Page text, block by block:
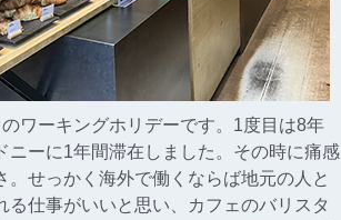
ワーキングホリデーです。1度目は8年
ニーに1年間滞在しました。その時に痛感
。せっかく海外で働くならば地元の人と
る仕事がいいと思い、カフェのバリスタ